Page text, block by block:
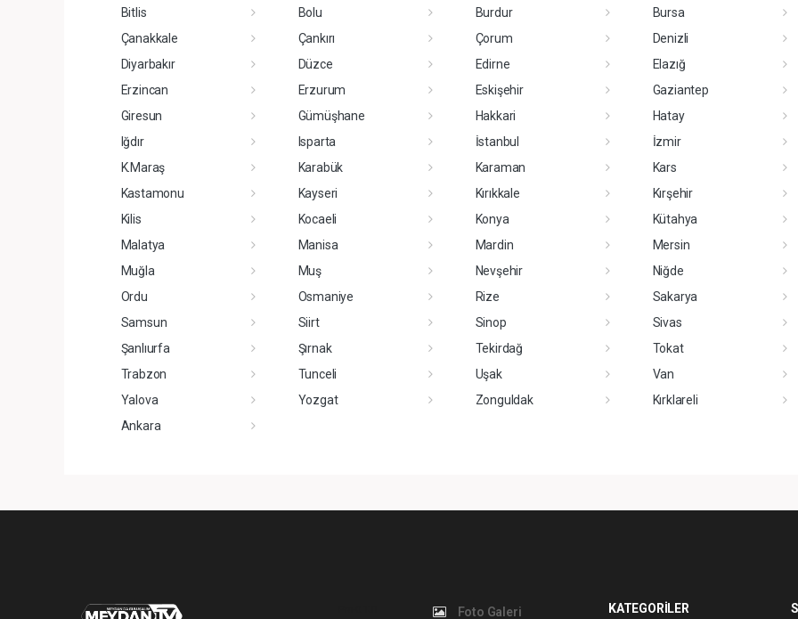
Bitlis
Bolu Burdur
Bursa
Çanakkale
Çankırı Çorum
Denizli
Diyarbakır
Düzce Edirne
Elazığ
Erzincan
Erzurum Eskişehir
Gaziantep
Giresun
Gümüşhane Hakkari
Hatay
Iğdır
Isparta İstanbul
İzmir
K.Maraş
Karabük Karaman
Kars
Kastamonu
Kayseri Kırıkkale
Kırşehir
Kilis
Kocaeli Konya
Kütahya
Malatya
Manisa Mardin
Mersin
Muğla
Muş Nevşehir
Niğde
Ordu
Osmaniye Rize
Sakarya
Samsun
Siirt Sinop
Sivas
Şanlıurfa
Şırnak Tekirdağ
Tokat
Trabzon
Tunceli Uşak
Van
Yalova
Yozgat Zonguldak
Kırklareli
Ankara
Foto Galeri KATEGORİLER